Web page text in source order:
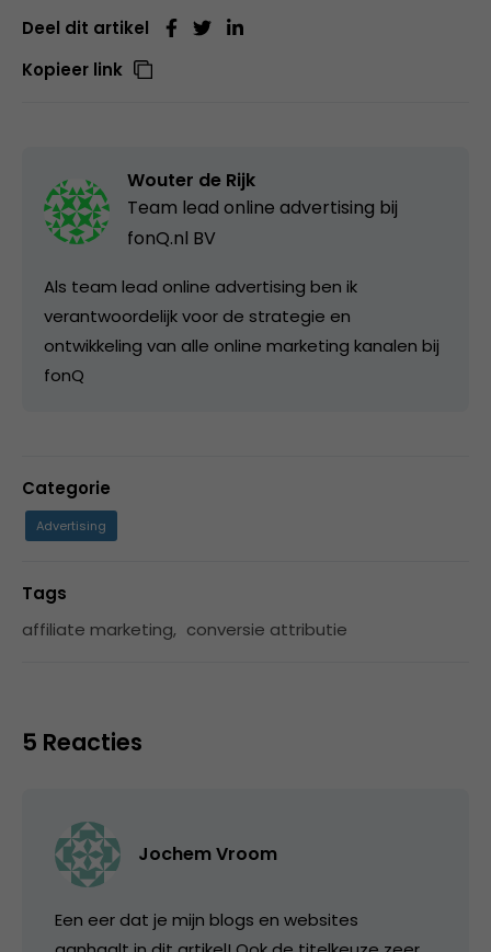
Deel dit artikel
Kopieer link
Wouter de Rijk
Team lead online advertising bij
fonQ.nl BV
Als team lead online advertising ben ik
verantwoordelijk voor de strategie en
ontwikkeling van alle online marketing kanalen bij
fonQ
Categorie
Advertising
Tags
affiliate marketing, conversie attributie
5 Reacties
Jochem Vroom
Een eer dat je mijn blogs en websites